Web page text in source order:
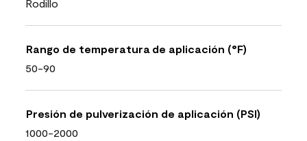
Rodillo
Rango de temperatura de aplicación (°F)
50-90
Presión de pulverización de aplicación (PSI)
1000-2000